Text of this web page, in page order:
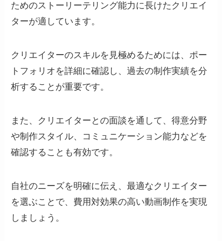
ためのストーリーテリング能力に長けたクリエイ
ターが適しています。
クリエイターのスキルを見極めるためには、ポー
トフォリオを詳細に確認し、過去の制作実績を分
析することが重要です。
また、クリエイターとの面談を通して、得意分野
や制作スタイル、コミュニケーション能力などを
確認することも有効です。
自社のニーズを明確に伝え、最適なクリエイター
を選ぶことで、費用対効果の高い動画制作を実現
しましょう。